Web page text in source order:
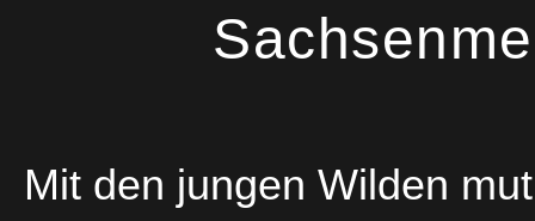
Mit den jungen Wilden